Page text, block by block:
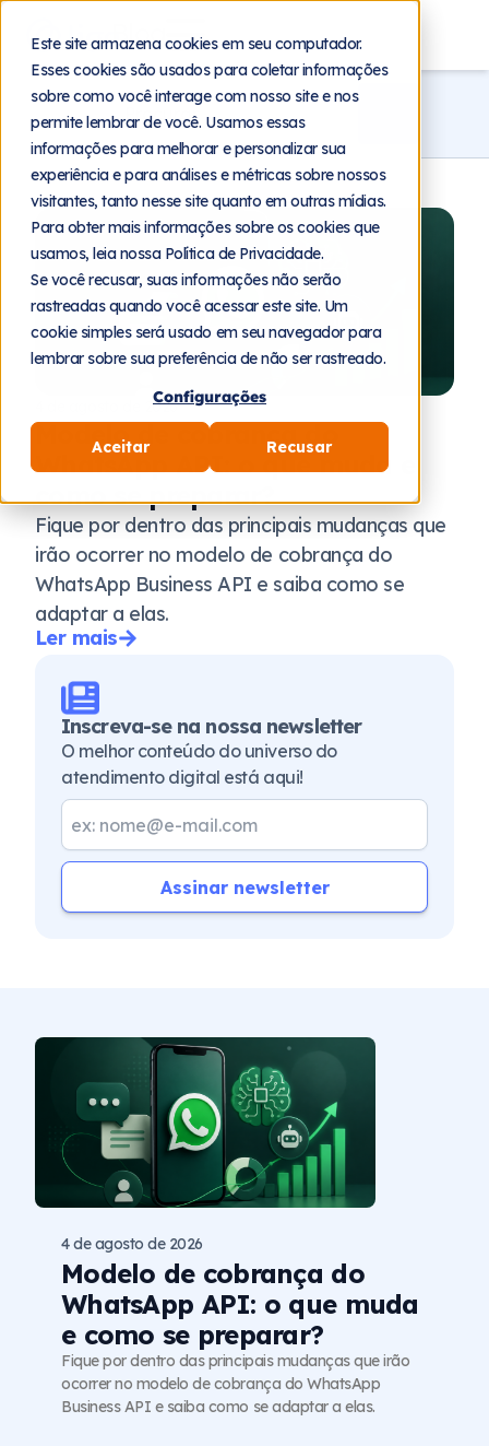
Este site armazena cookies em seu computador.
Esses cookies são usados para coletar informações
sobre como você interage com nosso site e nos
permite lembrar de você. Usamos essas
informações para melhorar e personalizar sua
experiência e para análises e métricas sobre nossos
visitantes, tanto nesse site quanto em outras mídias.
Para obter mais informações sobre os cookies que
usamos, leia nossa Política de Privacidade.
Se você recusar, suas informações não serão
rastreadas quando você acessar este site. Um
cookie simples será usado em seu navegador para
lembrar sobre sua preferência de não ser rastreado.
Configurações
Aceitar Recusar
Blog
4 de agosto de 2026
Modelo de cobrança do
WhatsApp API: o que muda e
como se preparar?
Fique por dentro das principais mudanças que
irão ocorrer no modelo de cobrança do
WhatsApp Business API e saiba como se
adaptar a elas.
Ler mais
Inscreva-se na nossa newsletter
O melhor conteúdo do universo do
atendimento digital está aqui!
Assinar newsletter
Modelo de cobrança do
WhatsApp API: o que muda
e como se preparar?
4 de agosto de 2026
Fique por dentro das principais mudanças que irão
ocorrer no modelo de cobrança do WhatsApp
Business API e saiba como se adaptar a elas.